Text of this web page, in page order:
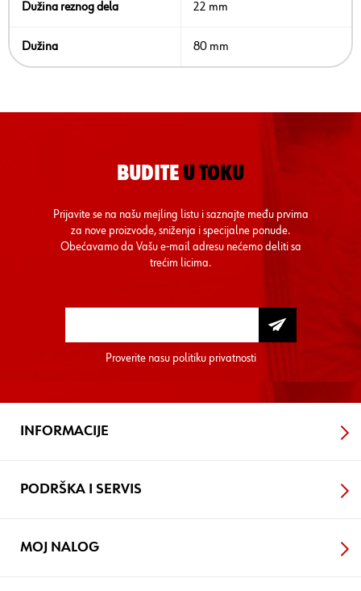
Dužina reznog dela 22 mm
Dužina 80 mm
BUDITE U TOKU
Prijavite se na našu mejling listu i saznajte među prvima
za nove proizvode, sniženja i specijalne ponude.
Obećavamo da Vašu e-mail adresu nećemo deliti sa
trećim licima.
Proverite nasu politiku privatnosti
INFORMACIJE
PODRŠKA I SERVIS
MOJ NALOG